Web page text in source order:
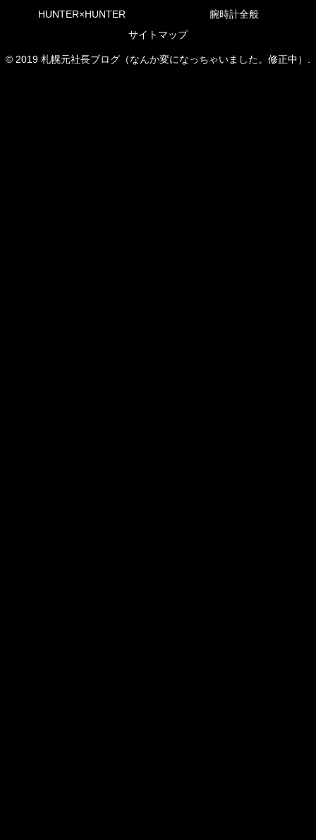
HUNTER×HUNTER
腕時計全般
サイトマップ
© 2019 札幌元社長ブログ（なんか変になっちゃいました。修正中）.